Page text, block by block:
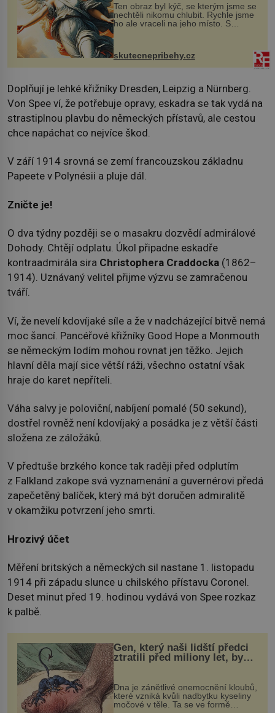
Ten obraz byl kýč, se kterým jsme se
nechtěli nikomu chlubit. Rychle jsme
ho ale vraceli na jeho místo. S
manželem Vaškem jsme si pořídili
chaloupku, takový domek na severu
Čech, kde jsme si naplánova...
skutecnepribehy.cz
Doplňují je lehké křižníky Dresden, Leipzig a Nürnberg.
Von Spee ví, že potřebuje opravy, eskadra se tak vydá na
strastiplnou plavbu do německých přístavů, ale cestou
chce napáchat co nejvíce škod.
V září 1914 srovná se zemí francouzskou základnu
Papeete v Polynésii a pluje dál.
Zničte je!
O dva týdny později se o masakru dozvědí admirálové
Dohody. Chtějí odplatu. Úkol připadne eskadře
kontraadmirála sira Christophera Craddocka (1862–
1914). Uznávaný velitel přijme výzvu se zamračenou
tváří.
Ví, že nevelí kdovíjaké síle a že v nadcházející bitvě nemá
moc šancí. Pancéřové křižníky Good Hope a Monmouth
se německým lodím mohou rovnat jen těžko. Jejich
hlavní děla mají sice větší ráži, všechno ostatní však
hraje do karet nepříteli.
Váha salvy je poloviční, nabíjení pomalé (50 sekund),
dostřel rovněž není kdovíjaký a posádka je z větší části
složena ze záložáků.
V předtuše brzkého konce tak raději před odplutím
z Falkland zakope svá vyznamenání a guvernérovi předá
zapečetěný balíček, který má být doručen admiralitě
v okamžiku potvrzení jeho smrti.
Hrozivý účet
Měření britských a německých sil nastane 1. listopadu
1914 při západu slunce u chilského přístavu Coronel.
Deset minut před 19. hodinou vydává von Spee rozkaz
k palbě.
Gen, který naši lidští předci
ztratili před miliony let, by
mohl pomoci s léčbou
„nemoci králů“
Dna je zánětlivé onemocnění kloubů,
které vzniká kvůli nadbytku kyseliny
močové v těle. Ta se ve formě